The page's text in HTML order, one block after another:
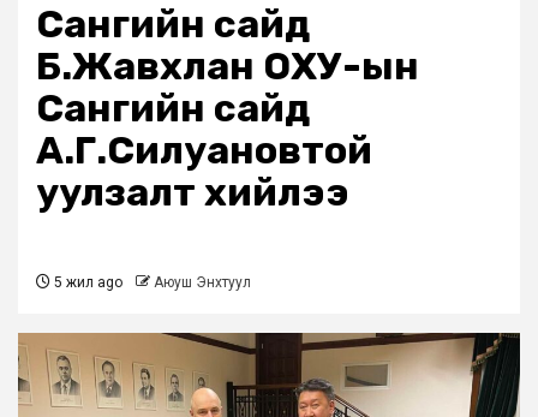
Сангийн сайд
Б.Жавхлан ОХУ-ын
Сангийн сайд
А.Г.Силуановтой
уулзалт хийлээ
5 жил ago Аюуш Энхтуул